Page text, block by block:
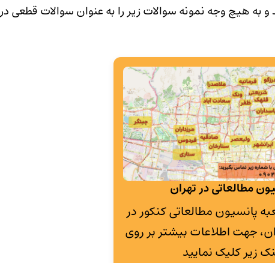
هیچ وجه نمونه سوالات زیر را به عنوان سوالات قطعی در
مطالعاتی در تهران
30 شعبه پانسیون مطالعاتی کنکور در
جهت اطلاعات بیشتر بر روی
زیر کلیک نمایید